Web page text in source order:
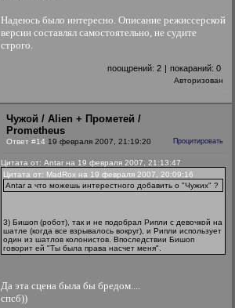
Надеюсь было интересно. Описание режиссерской
версии составлял самостоятельно, не судите
строго.
поощрений: 2 | покараний: 0
Авторизован
Чужой / Alien + Прометей /
Prometheus
Ответ #14 19 февраля 2007, 21:19:20 Процитировать
Цитата от: Antar на 19 февраля 2007, 21:13:47
Цитата от: MadRox на 19 февраля 2007, 20:09:16
Antar а что можешь интерестного добавить о "Чужих" ?
3) Бишоп (робот), так и не подобрал Рипли с девочкой на
шатле (когда все взрывалось вокруг), и Рипли использует
один из шатлов колонистов. Впоследствии Бишоп
говорит ей "Ты была права насчет меня".
Да эта сцена была бы бредом....
спсб))